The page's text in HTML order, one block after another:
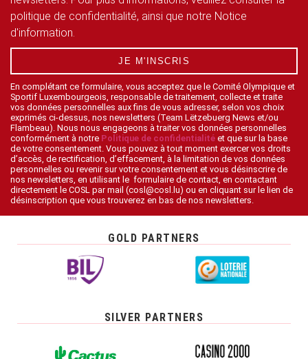
politique de confidentialité, ainsi que notre Notice
d'information.
JE M'INSCRIS
En complétant ce formulaire, vous acceptez que le Comité Olympique et
Sportif Luxembourgeois, responsable de traitement, collecte et traite
vos données personnelles aux fins de vous adresser, selon vos choix
exprimés ci-dessus, nos newsletters (Team Lëtzebuerg News et/ou
Flambeau). Nous nous engageons à traiter vos données personnelles
conformément à notre Politique de confidentialité et que sur la base
de votre consentement. Vous pouvez à tout moment exercer vos droits
d’accès, de rectification, d’effacement, à la limitation de vos données
personnelles ou revenir sur votre consentement et vous désinscrire de
nos newsletters, en utilisant le formulaire de contact, en contactant
directement le COSL par mail (cosl@cosl.lu) ou en cliquant sur le lien de
désinscription que vous trouverez en bas de nos newsletters.
GOLD PARTNERS
SILVER PARTNERS